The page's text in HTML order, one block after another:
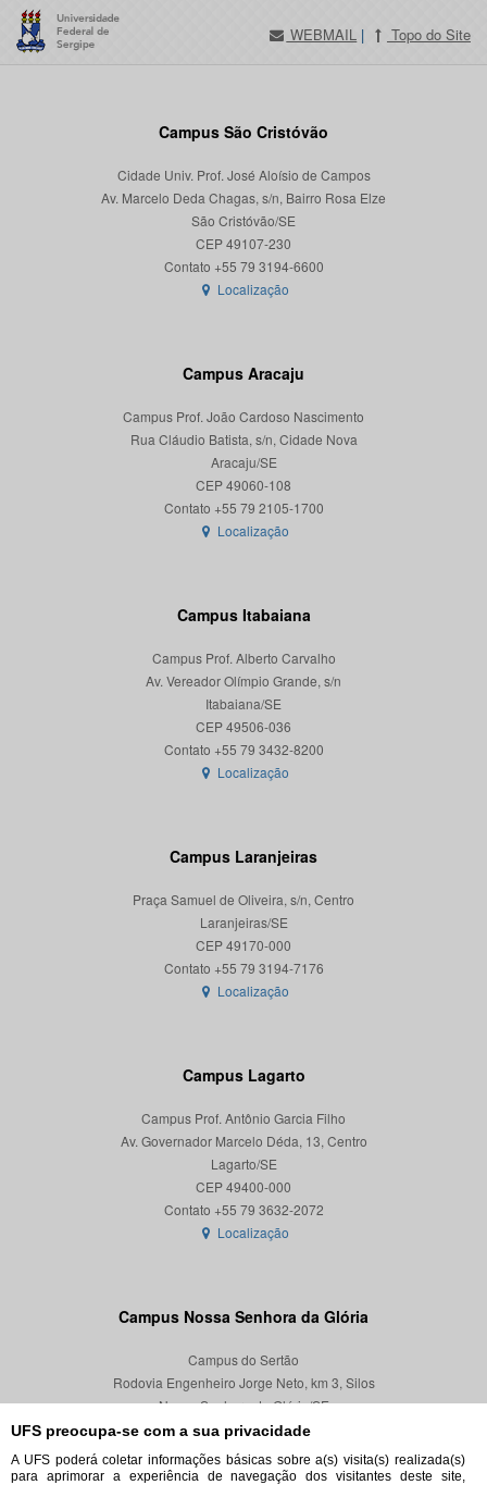
UFS preocupa-se com a sua privacidade
A UFS poderá coletar informações básicas sobre a(s) visita(s) realizada(s)
para aprimorar a experiência de navegação dos visitantes deste site,
WEBMAIL | Topo do Site
Campus São Cristóvão
Cidade Univ. Prof. José Aloísio de Campos
Av. Marcelo Deda Chagas, s/n, Bairro Rosa Elze
São Cristóvão/SE
CEP 49107-230
Localização
Campus Aracaju
Campus Prof. João Cardoso Nascimento
Rua Cláudio Batista, s/n, Cidade Nova
Aracaju/SE
CEP 49060-108
Localização
Campus Itabaiana
Campus Prof. Alberto Carvalho
Av. Vereador Olímpio Grande, s/n
Itabaiana/SE
CEP 49506-036
Localização
Campus Laranjeiras
Praça Samuel de Oliveira, s/n, Centro
Laranjeiras/SE
CEP 49170-000
Localização
Campus Lagarto
Campus Prof. Antônio Garcia Filho
Av. Governador Marcelo Déda, 13, Centro
Lagarto/SE
CEP 49400-000
Localização
Campus Nossa Senhora da Glória
Campus do Sertão
Rodovia Engenheiro Jorge Neto, km 3, Silos
Nossa Senhora da Glória/SE
CEP 49680-000
Localização